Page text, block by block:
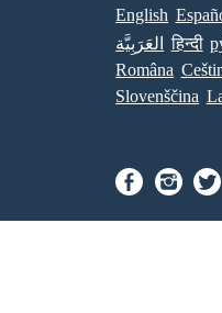
English
العَرَبِيَّة
हिन्दी
Româna
Slovenščina